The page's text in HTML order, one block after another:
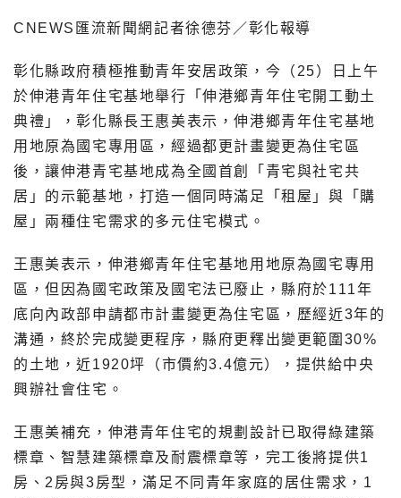
CNEWS匯流新聞網記者徐德芬／彰化報導
彰化縣政府積極推動青年安居政策，今（25）日上午
於伸港青年住宅基地舉行「伸港鄉青年住宅開工動土
典禮」，彰化縣長王惠美表示，伸港鄉青年住宅基地
用地原為國宅專用區，經過都更計畫變更為住宅區
後，讓伸港青宅基地成為全國首創「青宅與社宅共
居」的示範基地，打造一個同時滿足「租屋」與「購
屋」兩種住宅需求的多元住宅模式。
王惠美表示，伸港鄉青年住宅基地用地原為國宅專用
區，但因為國宅政策及國宅法已廢止，縣府於111年
底向內政部申請都市計畫變更為住宅區，歷經近3年的
溝通，終於完成變更程序，縣府更釋出變更範圍30%
的土地，近1920坪（市價約3.4億元），提供給中央
興辦社會住宅。
王惠美補充，伸港青年住宅的規劃設計已取得綠建築
標章、智慧建築標章及耐震標章等，完工後將提供1
房、2房與3房型，滿足不同青年家庭的居住需求，1